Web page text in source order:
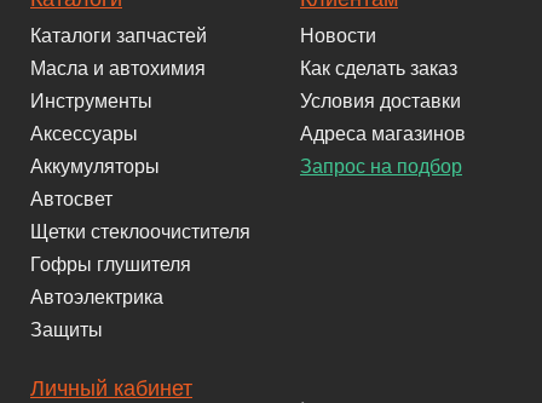
Каталоги запчастей
Масла и автохимия
Инструменты
Аксессуары
Аккумуляторы
Автосвет
Щетки стеклоочистителя
Гофры глушителя
Автоэлектрика
Защиты
Новости
Как сделать заказ
Условия доставки
Адреса магазинов
Запрос на подбор
Личный кабинет